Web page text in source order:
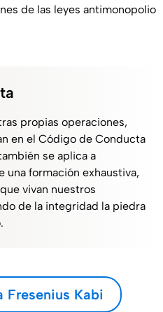
de las leyes antimonopolio
propias operaciones,
en el Código de Conducta
se aplica a
una formación exhaustiva,
vivan nuestros
de la integridad la piedra
Fresenius Kabi